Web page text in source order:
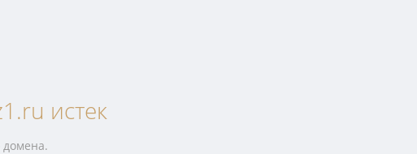
истек
домена.